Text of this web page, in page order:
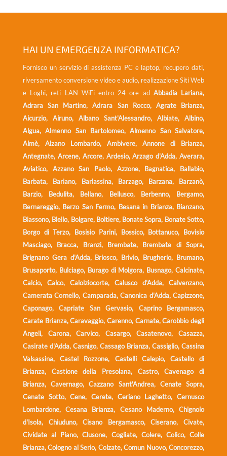
HAI UN EMERGENZA INFORMATICA?
Fornisco un servizio di assistenza PC e laptop, recupero dati,
riversamento conversione video e audio, realizzazione Siti Web
e Loghi, reti LAN WiFi entro 24 ore ad Abbadia Lariana,
Adrara San Martino, Adrara San Rocco, Agrate Brianza,
Aicurzio, Airuno, Albano Sant'Alessandro, Albiate, Albino,
Algua, Almenno San Bartolomeo, Almenno San Salvatore,
Almè, Alzano Lombardo, Ambivere, Annone di Brianza,
Antegnate, Arcene, Arcore, Ardesio, Arzago d'Adda, Averara,
Aviatico, Azzano San Paolo, Azzone, Bagnatica, Ballabio,
Barbata, Bariano, Barlassina, Barzago, Barzana, Barzanò,
Barzio, Bedulita, Bellano, Bellusco, Berbenno, Bergamo,
Bernareggio, Berzo San Fermo, Besana in Brianza, Bianzano,
Biassono, Blello, Bolgare, Boltiere, Bonate Sopra, Bonate Sotto,
Borgo di Terzo, Bosisio Parini, Bossico, Bottanuco, Bovisio
Masciago, Bracca, Branzi, Brembate, Brembate di Sopra,
Brignano Gera d'Adda, Briosco, Brivio, Brugherio, Brumano,
Brusaporto, Bulciago, Burago di Molgora, Busnago, Calcinate,
Calcio, Calco, Calolziocorte, Calusco d'Adda, Calvenzano,
Camerata Cornello, Camparada, Canonica d'Adda, Capizzone,
Caponago, Capriate San Gervasio, Caprino Bergamasco,
Carate Brianza, Caravaggio, Carenno, Carnate, Carobbio degli
Angeli, Carona, Carvico, Casargo, Casatenovo, Casazza,
Casirate d'Adda, Casnigo, Cassago Brianza, Cassiglio, Cassina
Valsassina, Castel Rozzone, Castelli Calepio, Castello di
Brianza, Castione della Presolana, Castro, Cavenago di
Brianza, Cavernago, Cazzano Sant'Andrea, Cenate Sopra,
Cenate Sotto, Cene, Cerete, Ceriano Laghetto, Cernusco
Lombardone, Cesana Brianza, Cesano Maderno, Chignolo
d'Isola, Chiuduno, Cisano Bergamasco, Ciserano, Civate,
Cividate al Piano, Clusone, Cogliate, Colere, Colico, Colle
Brianza, Cologno al Serio, Colzate, Comun Nuovo, Concorezzo,